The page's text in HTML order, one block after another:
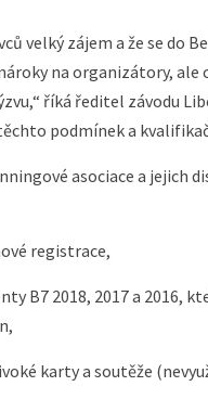
velký zájem a že se do
na organizátory, ale
říká ředitel závodu
podmínek a
asociace a jejich
registrace,
B7 2018, 2017 a 2016,
karty a soutěže